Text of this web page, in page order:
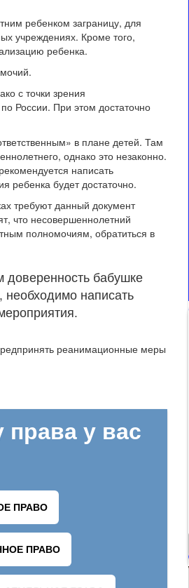
ребенком заграницу, для
учреждениях. Кроме того,
ребенка.
с точки зрения
России. При этом достаточно
в плане детей. Там
однако это незаконно.
написать
ребенка будет достаточно.
требуют данный документ
что несовершеннолетний
полномочиям, обратиться в
доверенность бабушке
написать
реанимационные меры